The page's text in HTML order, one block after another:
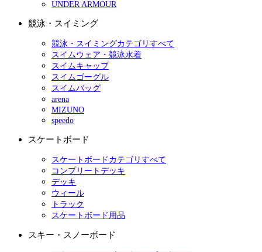
UNDER ARMOUR
競泳・スイミング
競泳・スイミングカテゴリすべて
スイムウェア・競泳水着
スイムキャップ
スイムゴーグル
スイムバッグ
arena
MIZUNO
speedo
スケートボード
スケートボードカテゴリすべて
コンプリートデッキ
デッキ
ウィール
トラック
スケートボード用品
スキー・スノーボード